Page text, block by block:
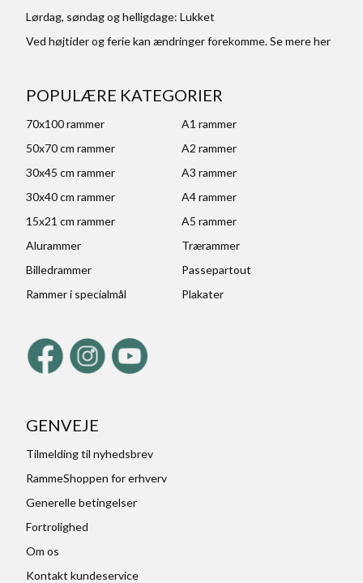
Lørdag, søndag og helligdage: Lukket
Ved højtider og ferie kan ændringer forekomme. Se mereher
POPULÆRE KATEGORIER
70x100 rammer
A1 rammer
50x70 cm rammer
A2 rammer
30x45 cm rammer
A3 rammer
30x40 cm rammer
A4 rammer
15x21 cm rammer
A5 rammer
Alurammer
Trærammer
Billedrammer
Passepartout
Rammer i specialmål
Plakater
GENVEJE
Tilmelding til nyhedsbrev
RammeShoppen for erhverv
Generelle betingelser
Fortrolighed
Om os
Kontakt kundeservice